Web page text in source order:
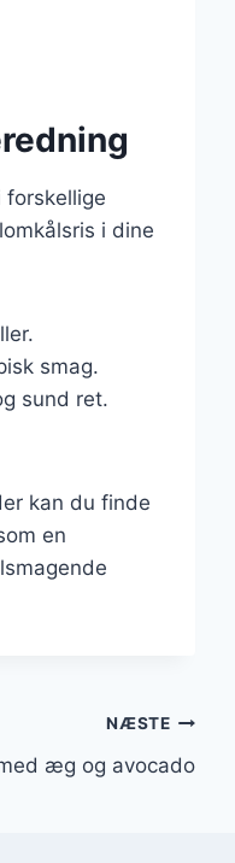
forskellige
i dine
smag.
sund ret.
kan du finde
en
NÆSTE
æg og avocado